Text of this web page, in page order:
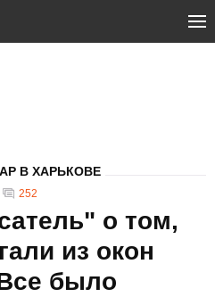
В ХАРЬКОВЕ
252
о том,
из окон
было